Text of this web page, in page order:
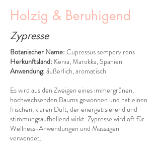
Holzig & Beruhigend
Zypresse
Botanischer Name: Cupressus sempervirens
Herkunftsland: Kenia, Marokka, Spanien
Anwendung: äußerlich, aromatisch
Es wird aus den Zweigen eines immergrünen,
hochwachsenden Baums gewonnen und hat einen
frischen, klaren Duft, der energetisierend und
stimmungsaufhellend wirkt. Zypresse wird oft für
Wellness-Anwendungen und Massagen
verwendet.